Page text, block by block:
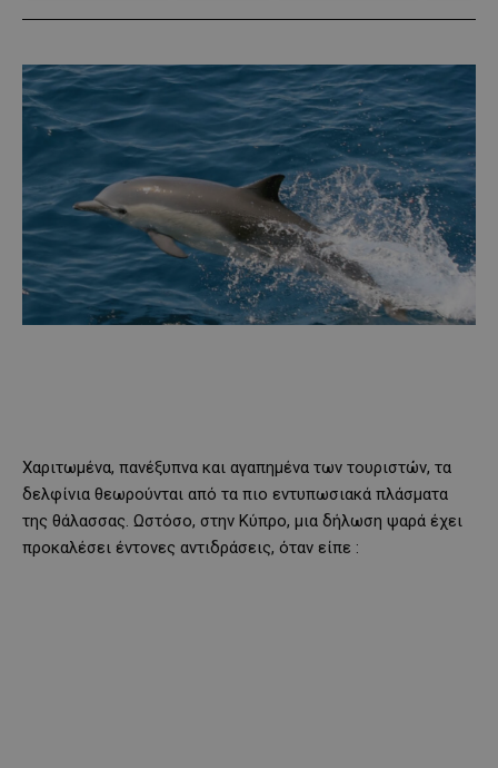
Χαριτωμένα, πανέξυπνα και αγαπημένα των τουριστών, τα
δελφίνια θεωρούνται από τα πιο εντυπωσιακά πλάσματα
της θάλασσας. Ωστόσο, στην Κύπρο, μια δήλωση ψαρά έχει
προκαλέσει έντονες αντιδράσεις, όταν είπε :